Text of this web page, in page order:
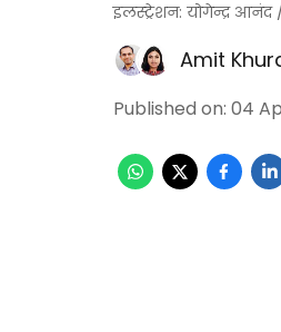
इलस्ट्रेशन: योगेन्द्र आनंद
Amit
Published on: 04